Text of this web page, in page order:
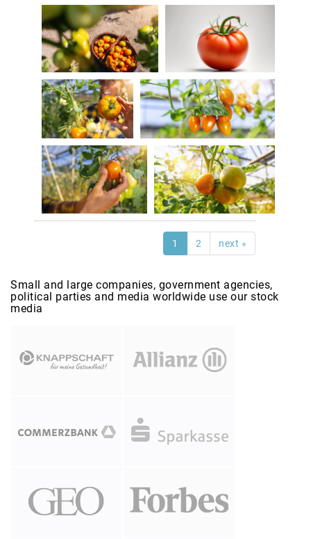
1 2 next »
Small and large companies, government agencies,
political parties and media worldwide use our stock
media